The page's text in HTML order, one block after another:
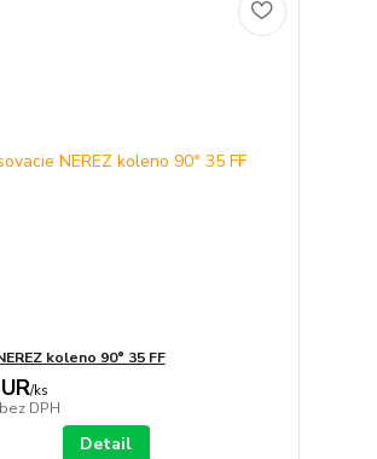
koleno 90° 35 FF
/ks
bez DPH
Detail